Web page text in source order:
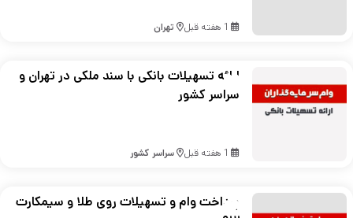
1 هفته قبل تهران
ارائه تسهیلات بانکی با سند ملکی در تهران و
سراسر کشور
1 هفته قبل سراسر کشور
پرداخت وام و تسهیلات روی طلا و سیمکارت